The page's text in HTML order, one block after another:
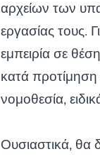
αρχείων των
εργασίας τους.
εμπειρία σε
κατά προτίμηση
νομοθεσία,
Ουσιαστικά, θα